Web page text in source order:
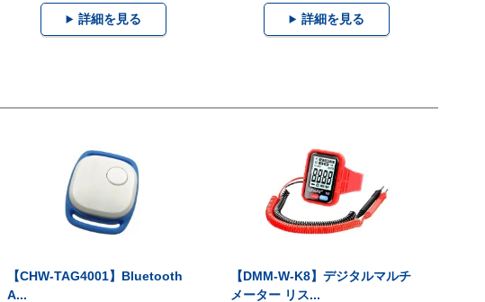
詳細を見る 詳細を見る
【CHW-TAG4001】Bluetooth
A...
【DMM-W-K8】デジタルマルチ
メーター リス...